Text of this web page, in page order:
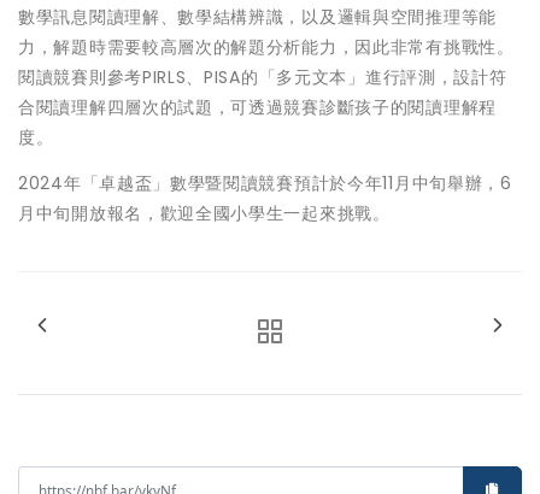
數學訊息閱讀理解、數學結構辨識，以及邏輯與空間推理等能
力，解題時需要較高層次的解題分析能力，因此非常有挑戰性。
閱讀競賽則參考PIRLS、PISA的「多元文本」進行評測，設計符
合閱讀理解四層次的試題，可透過競賽診斷孩子的閱讀理解程
度。
2024年「卓越盃」數學暨閱讀競賽預計於今年11月中旬舉辦，6
月中旬開放報名，歡迎全國小學生一起來挑戰。